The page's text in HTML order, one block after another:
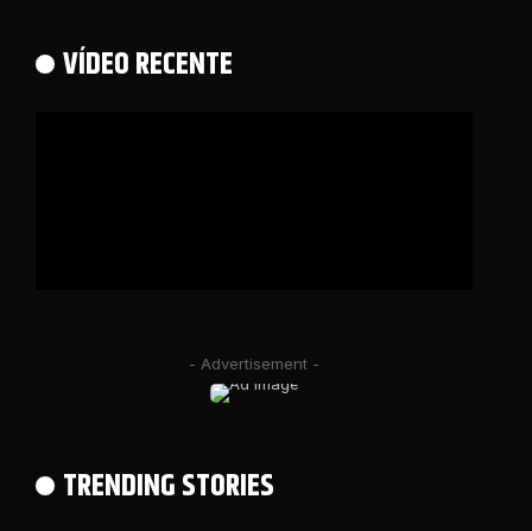
VÍDEO RECENTE
- Advertisement -
TRENDING STORIES